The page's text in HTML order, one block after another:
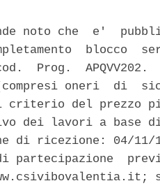
noto che  e'
blocco
Prog.  APQVV202.
oneri  di
criterio del prezzo
dei lavori a base
di ricezione: 04/11/
partecipazione